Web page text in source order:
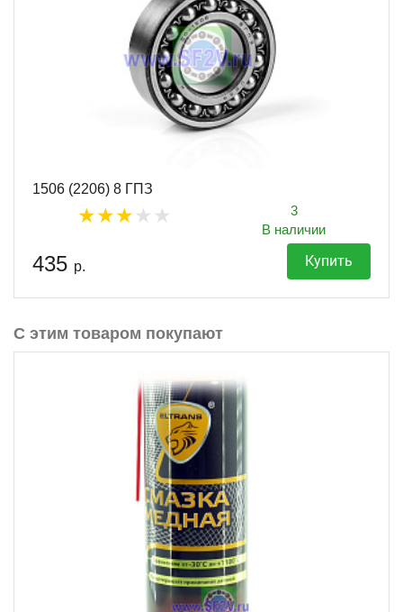
1506 (2206) 8 ГПЗ
3
В наличии
435 р. Купить
С этим товаром покупают